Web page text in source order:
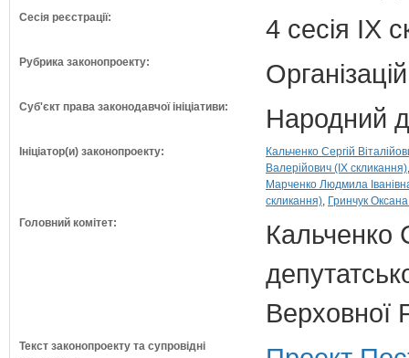
Сесія реєстрації: 4 сесія IX
Рубрика законопроекту:
Суб'єкт права законодавчої ініціативи: Народний
Ініціатор(и) законопроекту:
Кальченко Сергій
Валерійович (IX скликання)
Марченко Людмила
скликання) Гринчук
Головний комітет:
Кальченко
Верховної
Текст законопроекту та супровідні